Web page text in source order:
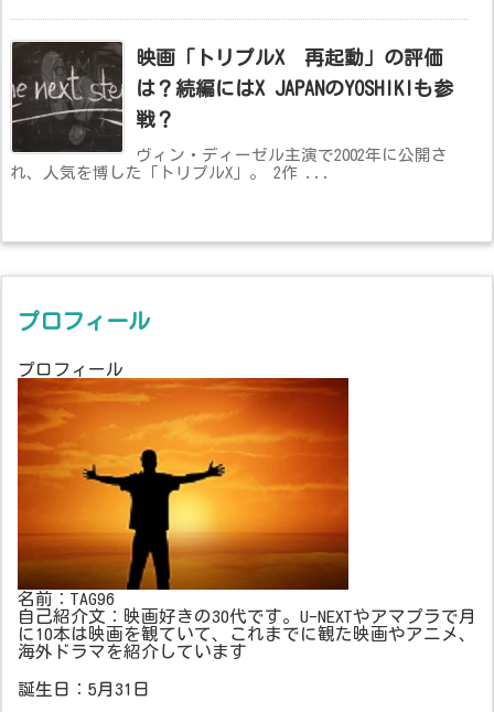
映画「トリプルX 再起動」の評価
は？続編にはX JAPANのYOSHIKIも参
戦？
ヴィン・ディーゼル主演で2002年に公開さ
れ、人気を博した「トリプルX」。 2作 ...
プロフィール
プロフィール
名前：TAG96
自己紹介文：映画好きの30代です。U-NEXTやアマプラで月
に10本は映画を観ていて、これまでに観た映画やアニメ、
海外ドラマを紹介しています
誕生日：5月31日